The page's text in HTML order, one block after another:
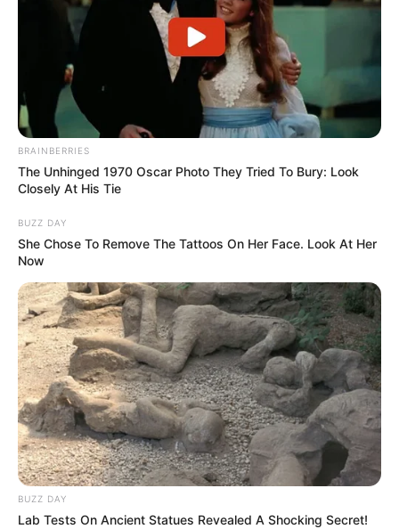
BRAINBERRIES
The Unhinged 1970 Oscar Photo They Tried To Bury: Look
Closely At His Tie
BUZZ DAY
She Chose To Remove The Tattoos On Her Face. Look At Her
Now
BUZZ DAY
Lab Tests On Ancient Statues Revealed A Shocking Secret!